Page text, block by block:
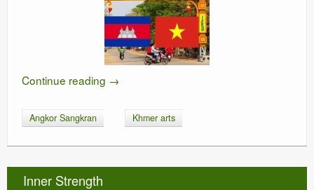
Continue reading →
Angkor Sangkran Khmer arts
Inner Strength